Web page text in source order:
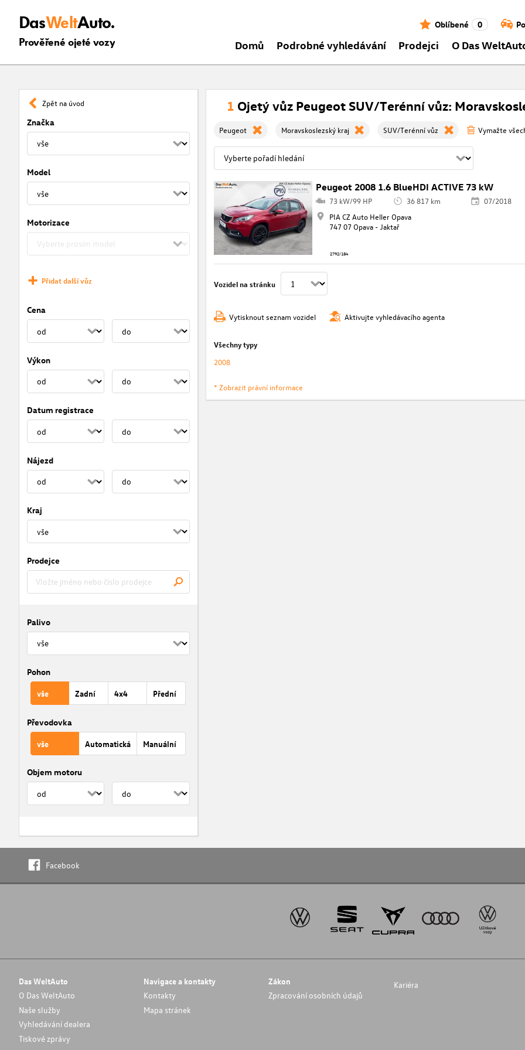
DasWeltAuto.
Prověřené ojeté vozy
Oblíbené 0
Domů Podrobné vyhledávání Prodejci O Das
Zpět na úvod
Značka
Model
Motorizace
Přidat další vůz
Cena
Výkon
Datum registrace
Nájezd
Kraj
Prodejce
Palivo
Pohon
vše Zadní 4x4 Přední
Převodovka
vše Automatická Manuální
Objem motoru
1 Ojetý vůz Peugeot SUV/Terénní vůz:
Peugeot Moravskoslezský kraj SUV/Terénní vůz Vymažte
Peugeot 2008 1.6 BlueHDI ACTIVE 73 kW
73 kW/99 HP 36 817 km
07/2018
PIA CZ Auto Heller Opava
747 07 Opava - Jaktař
2792/184
Vozidel na stránku
Vytisknout seznam vozidel Aktivujte vyhledávacího agenta
Všechny typy
2008
* Zobrazit právní informace
Facebook
Das WeltAuto
O Das WeltAuto
Naše služby
Vyhledávání dealera
Tiskové zprávy
Navigace a kontakty
Kontakty
Mapa stránek
Zákon
Zpracování osobních údajů
Kariéra